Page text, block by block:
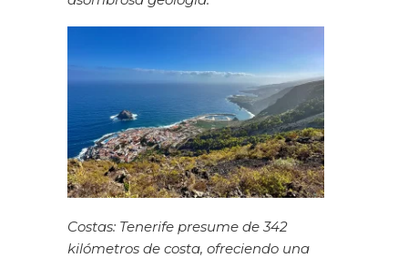
Costas: Tenerife presume de 342
kilómetros de costa, ofreciendo una